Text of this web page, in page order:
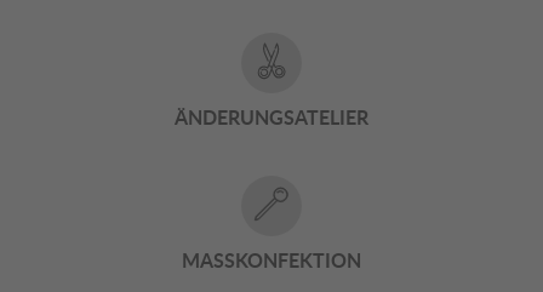
ÄNDERUNGSATELIER
MASSKONFEKTION